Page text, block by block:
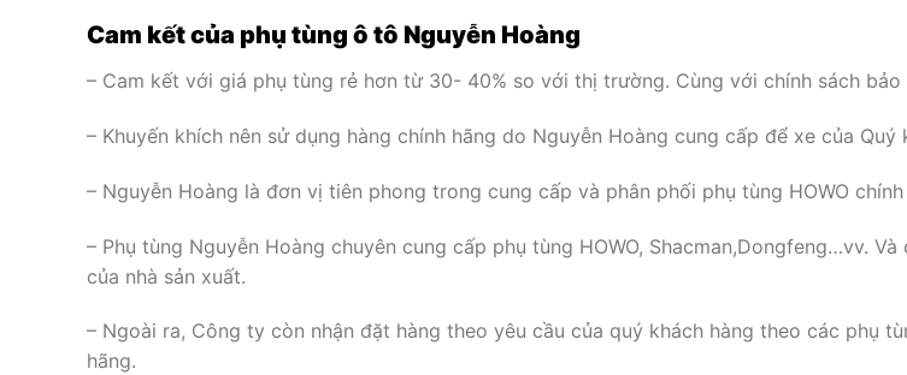
Cam kết của phụ tùng ô tô Nguyễn Hoàng
– Cam kết với giá phụ tùng rẻ hơn từ 30- 40% so với thị trường. Cùng với chính sách
– Khuyến khích nên sử dụng hàng chính hãng do Nguyễn Hoàng cung cấp để xe của
– Nguyễn Hoàng là đơn vị tiên phong trong cung cấp và phân phối phụ tùng HOWO
– Phụ tùng Nguyễn Hoàng chuyên cung cấp phụ tùng HOWO, Shacman,Dongfeng…vv.
của nhà sản xuất.
– Ngoài ra, Công ty còn nhận đặt hàng theo yêu cầu của quý khách hàng theo các phụ
hãng.